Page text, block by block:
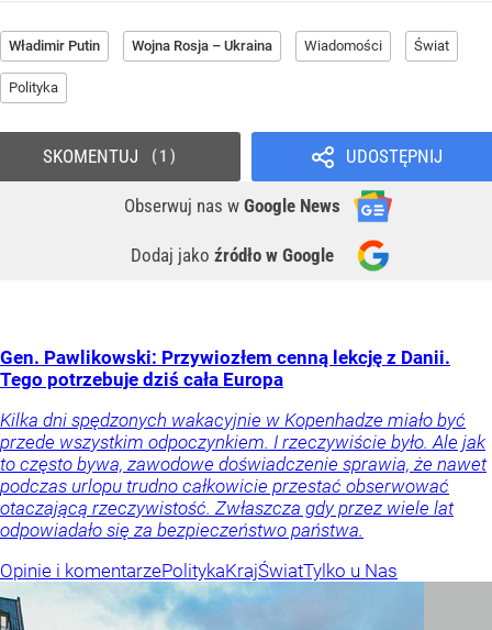
Władimir Putin Wojna Rosja – Ukraina Wiadomości Świat
Polityka
UDOSTĘPNIJ
Obserwuj nas w Google News
Dodaj jako źródło w Google
SKOMENTUJ 1
Gen. Pawlikowski: Przywiozłem cenną lekcję z Danii.
Tego potrzebuje dziś cała Europa
Kilka dni spędzonych wakacyjnie w Kopenhadze miało być
przede wszystkim odpoczynkiem. I rzeczywiście było. Ale jak
to często bywa, zawodowe doświadczenie sprawia, że nawet
podczas urlopu trudno całkowicie przestać obserwować
otaczającą rzeczywistość. Zwłaszcza gdy przez wiele lat
odpowiadało się za bezpieczeństwo państwa.
Opinie i komentarzePolitykaKrajŚwiatTylko u Nas